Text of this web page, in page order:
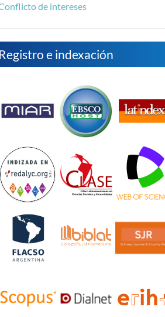
de intereses
Registro e indexación